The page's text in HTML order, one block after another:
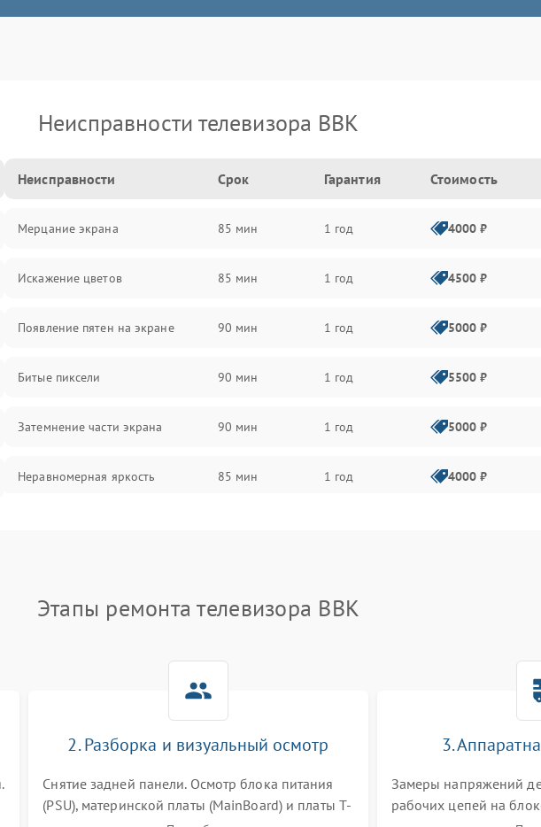
Неисправности телевизора BBK
Неисправности Срок Гарантия Стоимость
Мерцание экрана 85 мин 1 год 4000 ₽
Искажение цветов 85 мин 1 год 4500 ₽
Появление пятен на экране 90 мин 1 год 5000 ₽
Битые пиксели 90 мин 1 год 5500 ₽
Затемнение части экрана 90 мин 1 год 5000 ₽
Неравномерная яркость 85 мин 1 год 4000 ₽
Этапы ремонта телевизора BBK
2. Разборка и визуальный осмотр
Снятие задней панели. Осмотр блока питания
(PSU), материнской платы (MainBoard) и платы T-
3.
Замеры напряжений
рабочих цепей на